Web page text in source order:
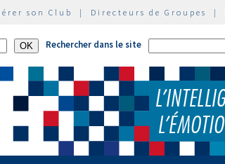
son Club | Directeurs de Groupes |
Rechercher dans le site